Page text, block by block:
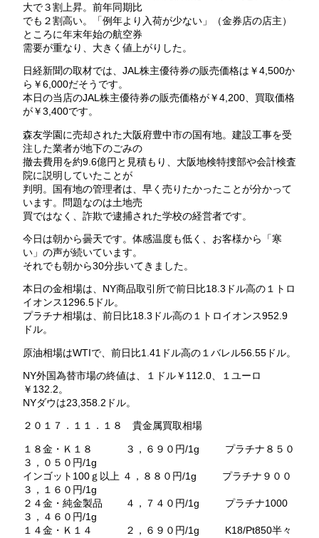
大で３割上昇。前年同期比
でも２割高い。「例年より入荷が少ない」（金券店の店主）
ところに年末年始の航空券
需要が重なり、大きく値上がりした。
日経新聞の取材では、JAL株主優待券の販売価格は￥4,500か
ら￥6,000だそうです。
本日の当店のJAL株主優待券の販売価格が￥4,200、買取価格
が￥3,400です。
森友学園に売却された大阪府豊中市の国有地。建設工事を受
注した業者が地下のごみの
撤去費用を約9.6億円と見積もり、大阪地検特捜部や会計検査
院に説明していたことが
判明。国有地の管理者は、早く売りたかったことが分かって
います。問題なのは土地売
買ではなく、詐欺で逮捕された学校の経営者です。
今日は朝から曇天です。体感温度も低く、お客様から「寒
い」の声が続いています。
それでも朝から30分歩いてきました。
本日の金相場は、NY商品取引所で前日比18.3ドル高の１トロ
イオンス1296.5ドル。
プラチナ相場は、前日比18.3ドル高の１トロイオンス952.9
ドル。
原油相場はWTIで、前日比1.41ドル高の１バレル56.55ドル。
NY外国為替市場の終値は、１ドル￥112.0、１ユーロ
￥132.2。
NYダウは23,358.2ドル。
２０１７．１１．１８ 貴金属買取相場
１８金・Ｋ１８ ３，６９０円/1g プラチナ８５０
３，０５０円/1g
インゴット100ｇ以上 ４，８８０円/1g プラチナ９００
３，１６０円/1g
２４金・純金製品 ４，７４０円/1g プラチナ1000
３，４６０円/1g
１４金・Ｋ１４ ２，６９０円/1g K18/Pt850半々